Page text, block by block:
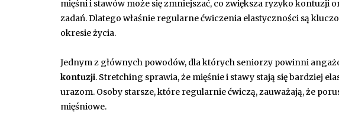
mięśni i stawów może się zmniejszać, co zwiększa ryzyko
zadań. Dlatego właśnie regularne ćwiczenia elastyczności są
okresie życia.
Jednym z głównych powodów, dla których seniorzy powinni
kontuzji. Stretching sprawia, że mięśnie i stawy stają się bardziej
urazom. Osoby starsze, które regularnie ćwiczą, zauważają, że
mięśniowe.